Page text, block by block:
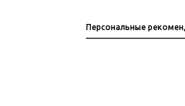
Персональные